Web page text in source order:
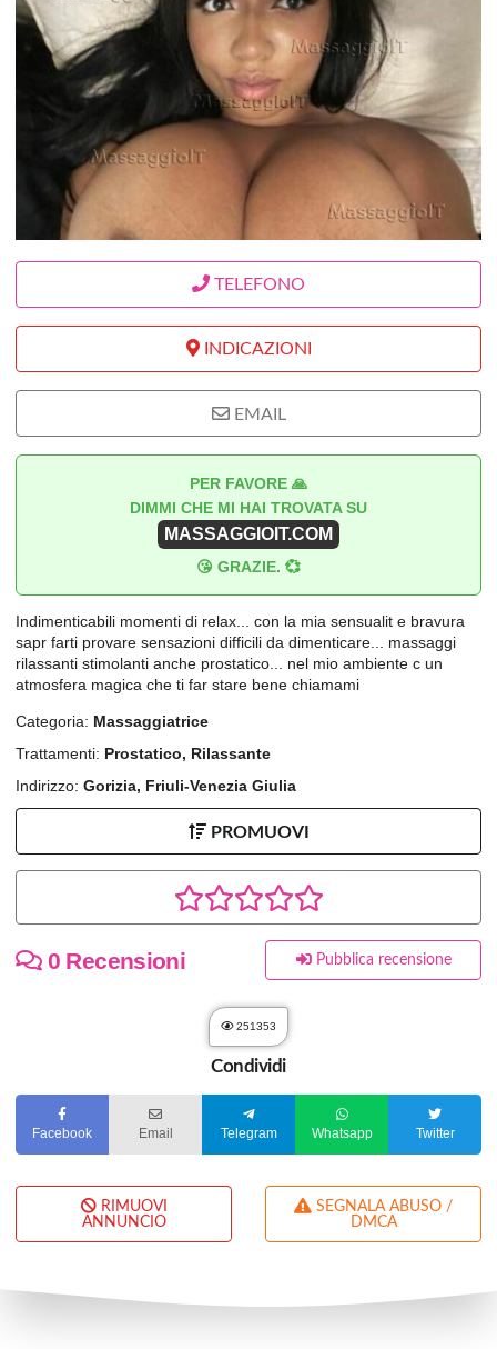
TELEFONO
INDICAZIONI
EMAIL
PER FAVORE 🙏
DIMMI CHE MI HAI TROVATA SU
MASSAGGIOIT.COM
😘 GRAZIE. 💞
Indimenticabili momenti di relax... con la mia sensualit e bravura
sapr farti provare sensazioni difficili da dimenticare... massaggi
rilassanti stimolanti anche prostatico... nel mio ambiente c un
atmosfera magica che ti far stare bene chiamami
Categoria: Massaggiatrice
Trattamenti: Prostatico, Rilassante
Indirizzo: Gorizia, Friuli-Venezia Giulia
PROMUOVI
0 Recensioni Pubblica recensione
251353
Condividi
Facebook Email Telegram Whatsapp Twitter
RIMUOVI
ANNUNCIO
DMCA